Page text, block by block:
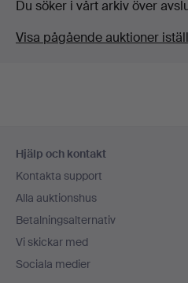
Du söker i vårt arkiv över
Visa pågående auktioner
Hjälp och kontakt
Kontakta support
Alla auktionshus
Betalningsalternativ
Vi skickar med
Sociala medier